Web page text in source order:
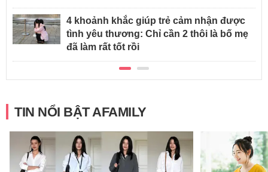
4 khoảnh khắc giúp trẻ cảm nhận được
tình yêu thương: Chỉ cần 2 thôi là bố mẹ
đã làm rất tốt rồi
TIN NỔI BẬT AFAMILY